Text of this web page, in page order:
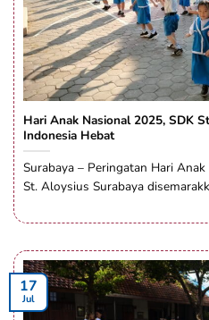
Hari Anak Nasional 2025, SDK
Indonesia Hebat
Surabaya – Peringatan Hari
St. Aloysius Surabaya
17
Jul